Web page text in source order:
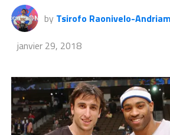
by Tsirofo Raonivelo-
janvier 29, 2018